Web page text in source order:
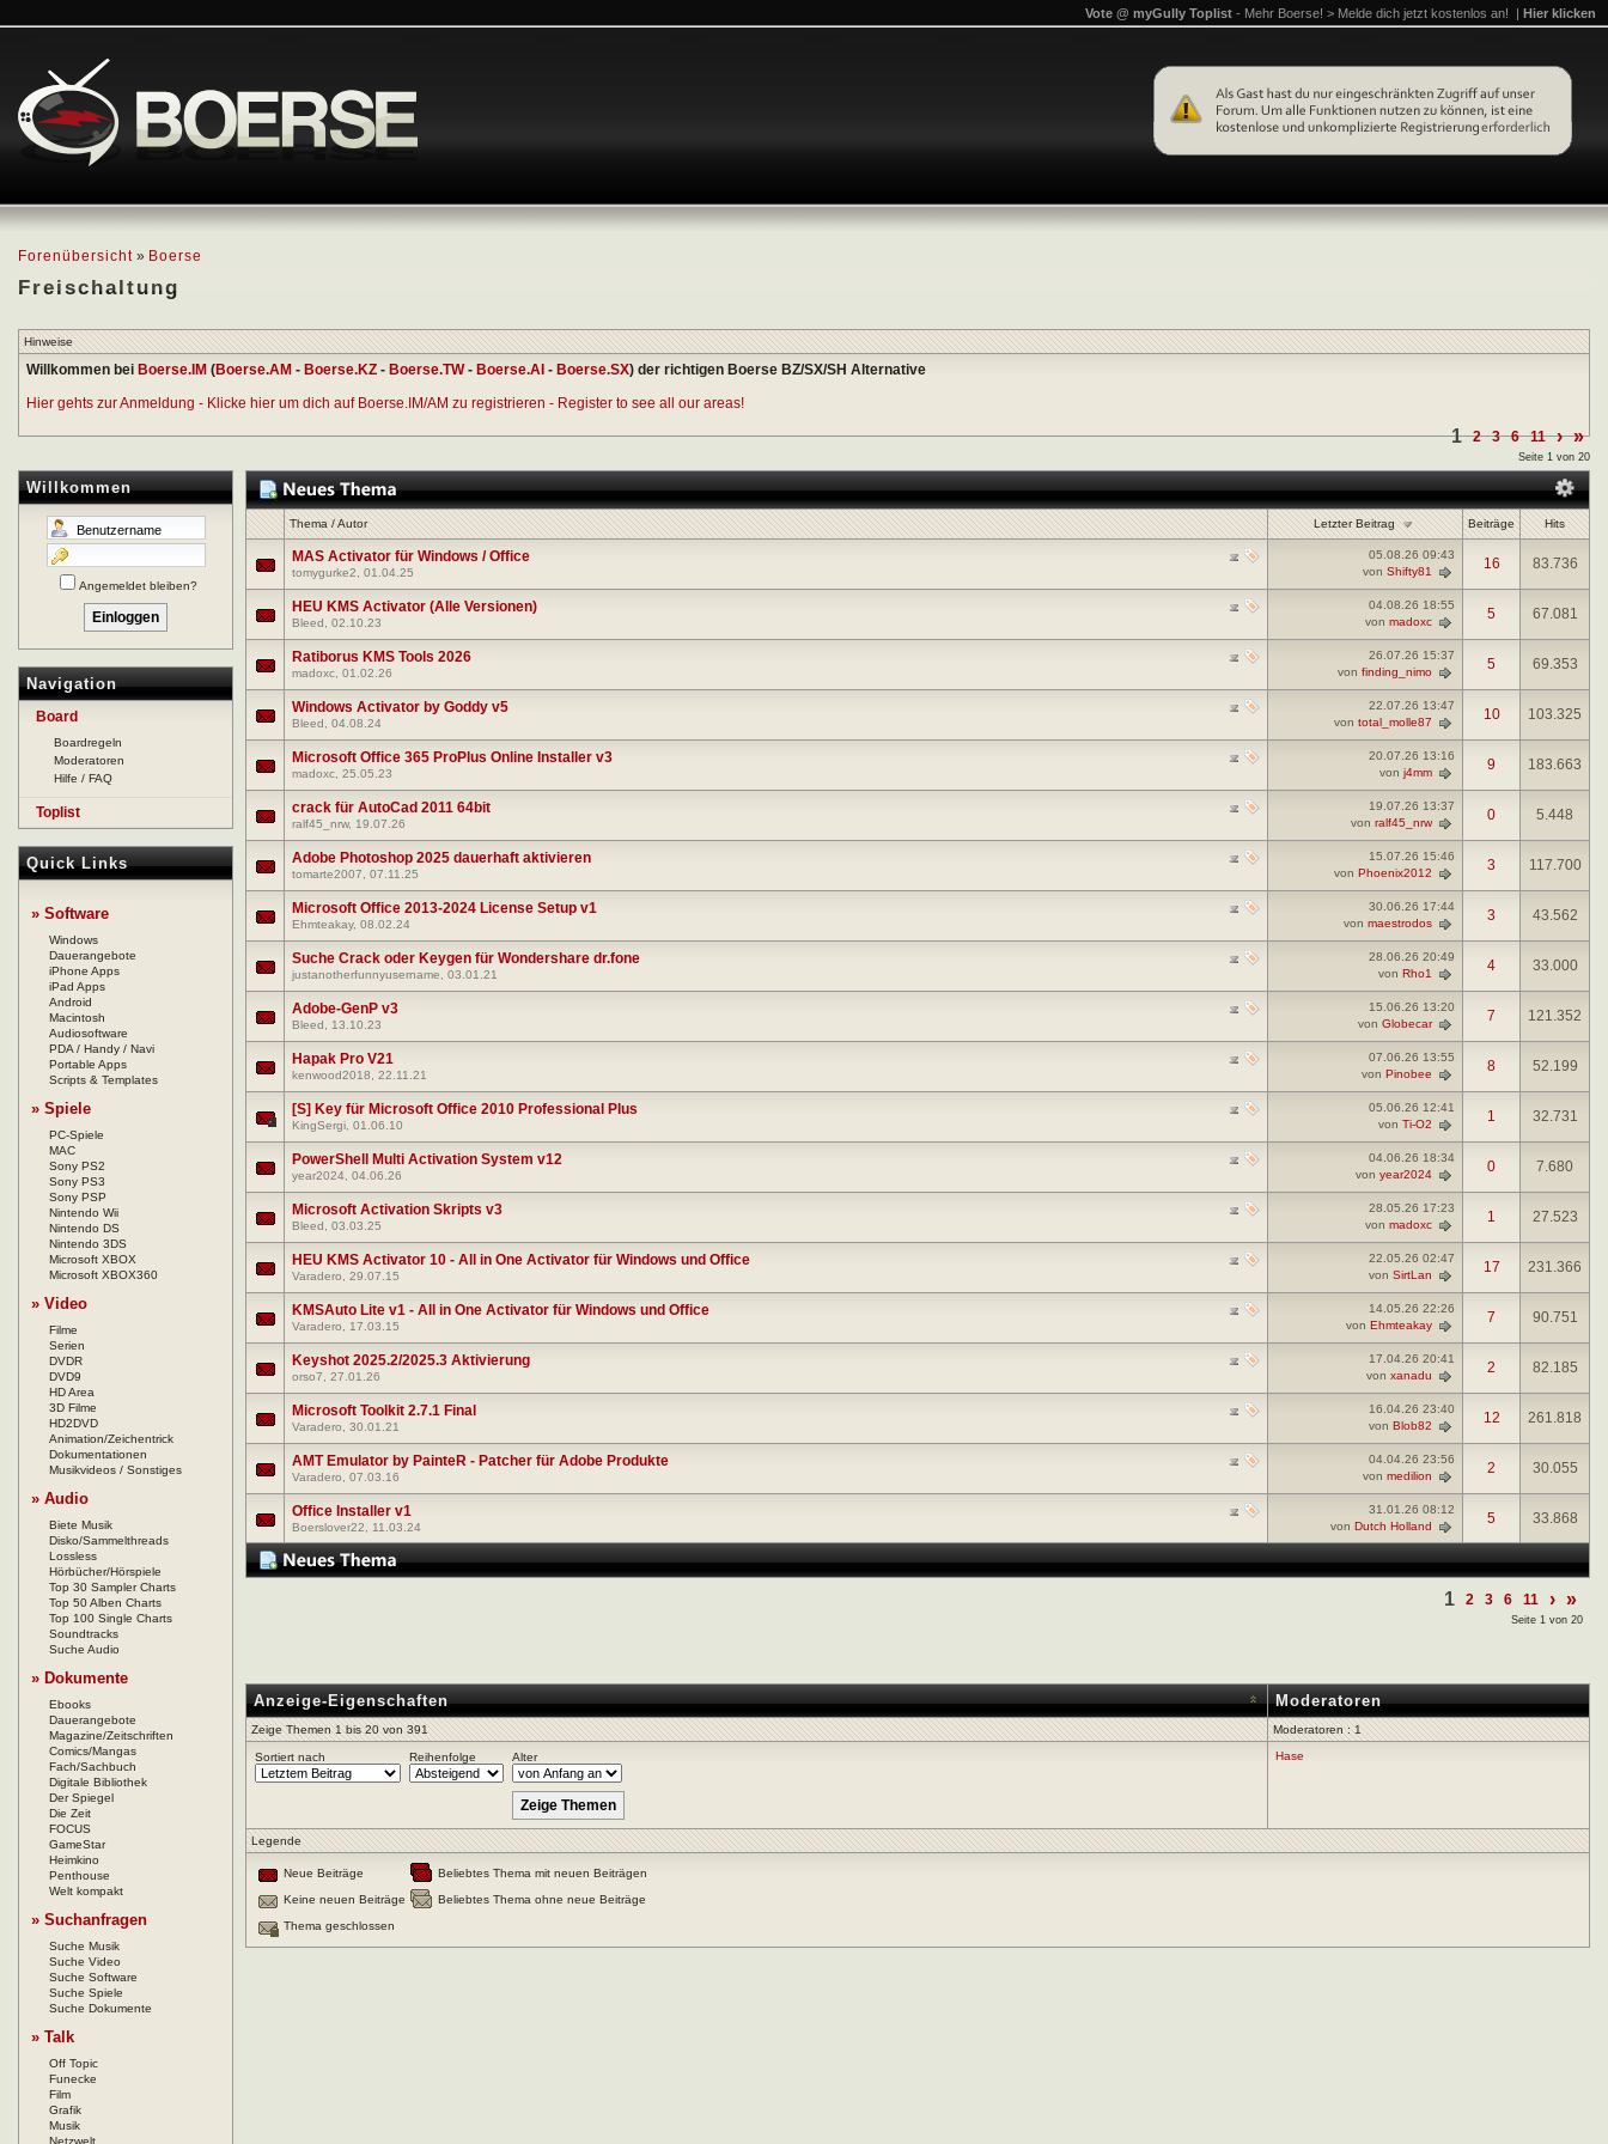
Forenübersicht » Boerse
Freischaltung
Vote @ myGully Toplist - Mehr Boerse! > Melde dich jetzt kostenlos an! | Hier klicken
Hinweise
Willkommen bei Boerse.IM (Boerse.AM - Boerse.KZ - Boerse.TW- Boerse.AI - Boerse.SX) der richtigen Boerse BZ/SX/SH Alternative
Hier gehts zur Anmeldung - Klicke hier um dich auf Boerse.IM/AM zu registrieren - Register to see all our areas!
Willkommen
Angemeldet bleiben?
Navigation
Board
Boardregeln
Moderatoren
Hilfe / FAQ
Toplist
Quick Links
» Software
Windows
Dauerangebote
iPhone Apps
iPad Apps
Android
Macintosh
Audiosoftware
PDA / Handy / Navi
Portable Apps
Scripts & Templates
» Spiele
PC-Spiele
MAC
Sony PS2
Sony PS3
Sony PSP
Nintendo Wii
Nintendo DS
Nintendo 3DS
Microsoft XBOX
Microsoft XBOX360
» Video
Filme
Serien
DVDR
DVD9
HD Area
3D Filme
HD2DVD
Animation/Zeichentrick
Dokumentationen
Musikvideos / Sonstiges
» Audio
Biete Musik
Disko/Sammelthreads
Lossless
Hörbücher/Hörspiele
Top 30 Sampler Charts
Top 50 Alben Charts
Top 100 Single Charts
Soundtracks
Suche Audio
» Dokumente
Ebooks
Dauerangebote
Magazine/Zeitschriften
Comics/Mangas
Fach/Sachbuch
Digitale Bibliothek
Der Spiegel
Die Zeit
FOCUS
GameStar
Heimkino
Penthouse
Welt kompakt
» Suchanfragen
Suche Musik
Suche Video
Suche Software
Suche Spiele
Suche Dokumente
» Talk
Off Topic
Funecke
Film
Grafik
Musik
1 2 3 6 11 › »
Seite 1 von 20
Thema/Autor Letzter Beitrag Beiträge Hits
MAS Activator für Windows / Office
tomygurke2, 01.04.25
05.08.26 09:43
von Shifty81 16 83.736
HEU KMS Activator (Alle Versionen)
Bleed , 02.10.23
04.08.26 18:55
von madoxc 5 67.081
Ratiborus KMS Tools 2026
madoxc, 01.02.26
26.07.26 15:37
von finding_nimo 5 69.353
Windows Activator by Goddy v5
Bleed , 04.08.24
22.07.26 13:47
von total_molle87 10 103.325
Microsoft Office 365 ProPlus Online Installer v3
madoxc, 25.05.23
20.07.26 13:16
von j4mm 9 183.663
crack für AutoCad 2011 64bit
ralf45_nrw, 19.07.26
19.07.26 13:37
von ralf45_nrw 0 5.448
Adobe Photoshop 2025 dauerhaft aktivieren
tomarte2007, 07.11.25
15.07.26 15:46
von Phoenix2012 3 117.700
Microsoft Office 2013-2024 License Setup v1
Ehmteakay, 08.02.24
30.06.26 17:44
von maestrodos 3 43.562
Suche Crack oder Keygen für Wondershare dr.fone
justanotherfunnyusername, 03.01.21
28.06.26 20:49
von Rho1 4 33.000
Adobe-GenP v3
Bleed , 13.10.23
15.06.26 13:20
von Globecar 7 121.352
Hapak Pro V21
kenwood2018, 22.11.21
07.06.26 13:55
von Pinobee 8 52.199
[S] Key für Microsoft Office 2010 Professional Plus
KingSergi, 01.06.10
05.06.26 12:41
von Ti-O2 1 32.731
PowerShell Multi Activation System v12
year2024, 04.06.26
04.06.26 18:34
von year2024 0 7.680
Microsoft Activation Skripts v3
Bleed , 03.03.25
28.05.26 17:23
von madoxc 1 27.523
HEU KMS Activator 10 - All in One Activator für Windows und Office
Varadero, 29.07.15
22.05.26 02:47
von SirtLan 17 231.366
KMSAuto Lite v1 - All in One Activator für Windows und Office
Varadero, 17.03.15
14.05.26 22:26
von Ehmteakay 7 90.751
Keyshot 2025.2/2025.3 Aktivierung
orso7, 27.01.26
17.04.26 20:41
von xanadu 2 82.185
Microsoft Toolkit 2.7.1 Final
Varadero, 30.01.21
16.04.26 23:40
von Blob82 12 261.818
AMT Emulator by PainteR - Patcher für Adobe Produkte
Varadero, 07.03.16
04.04.26 23:56
von medilion 2 30.055
Office Installer v1
Boerslover22, 11.03.24
31.01.26 08:12
von Dutch Holland 5 33.868
1 2 3 6 11 › »
Seite 1 von 20
Anzeige-Eigenschaften Moderatoren
Zeige Themen 1 bis 20 von 391 Moderatoren : 1
Sortiert nach Reihenfolge Alter Hase
Legende
Neue Beiträge
Beliebtes Thema mit neuen Beiträgen
Keine neuen Beiträge
Beliebtes Thema ohne neue Beiträge
Thema geschlossen